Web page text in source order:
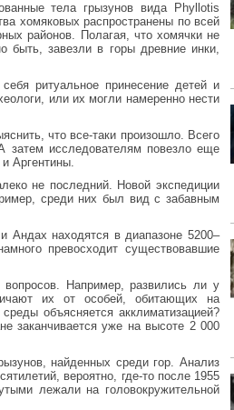
тела грызунов вида Phyllotis
хомяковых распространены по всей
районов. Полагая, что хомячки не
быть, завезли в горы древние инки,
ритуальное принесение детей и
или их могли намеренно нести
что все-таки произошло. Всего
исследователям повезло еще
Аргентины.
не последний. Новой экспедиции
среди них был вид с забавным
Андах находятся в диапазоне 5200–
превосходит существовавшие
Например, развились ли у
их от особей, обитающих на
объясняется акклиматизацией?
заканчивается уже на высоте 2 000
найденных среди гор. Анализ
вероятно, где-то после 1955
лежали на головокружительной